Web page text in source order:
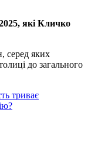
які Кличко
серед яких
до загального
триває